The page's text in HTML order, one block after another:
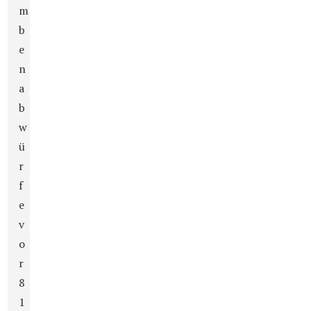
m
b
e
n
a
b
w
ü
r
f
e
v
o
r
8
1